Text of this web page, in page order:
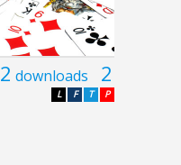
downloads 2
P
T
F
L